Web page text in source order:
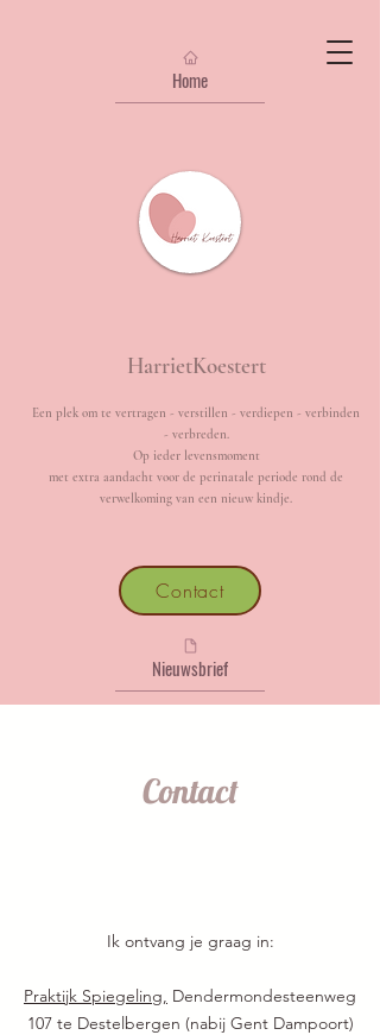
HarrietKoestert
Een plek om te vertragen - verstillen - verdiepen - verbinden
- verbreden.
Op ieder levensmoment
met extra aandacht voor de perinatale periode rond de
verwelkoming van een nieuw kindje.
Home
Nieuwsbrief
Contact
Contact
Ik ontvang je graag in:​
Praktijk Spiegeling, Dendermondesteenweg
107 te Destelbergen (nabij Gent Dampoort)